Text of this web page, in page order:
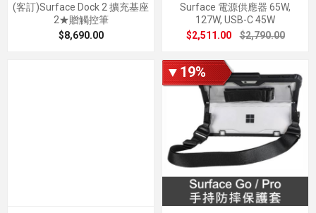
(客訂)Surface Dock 2 擴充基座
2★贈觸控筆
$8,690.00
Surface 電源供應器 65W,
127W, USB-C 45W
$2,511.00
$2,790.00
▼19%